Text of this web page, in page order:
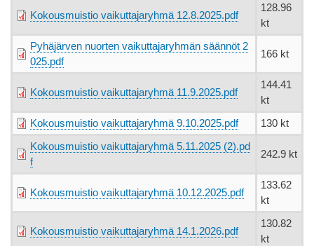
Kokousmuistio vaikuttajaryhmä 12.8.2025.pdf
128.96
kt
Pyhäjärven nuorten vaikuttajaryhmän säännöt 2
025.pdf
166 kt
Kokousmuistio vaikuttajaryhmä 11.9.2025.pdf
144.41
kt
Kokousmuistio vaikuttajaryhmä 9.10.2025.pdf 130 kt
Kokousmuistio vaikuttajaryhmä 5.11.2025 (2).pd
f
242.9 kt
Kokousmuistio vaikuttajaryhmä 10.12.2025.pdf
133.62
kt
Kokousmuistio vaikuttajaryhmä 14.1.2026.pdf
130.82
kt